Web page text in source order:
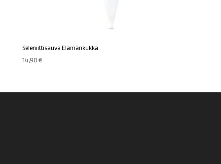
Seleniittisauva Elämänkukka
14,90€